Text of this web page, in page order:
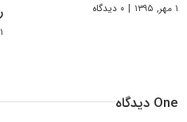
۱ مهر, ۱۳۹۵ | ۰ دیدگاه
۱ اردیبهشت, ۱۳۹۵
One دیدگاه